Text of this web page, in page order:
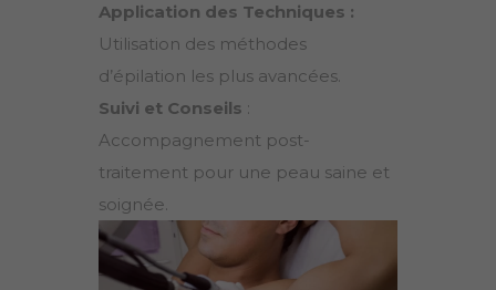
Application des Techniques :
Utilisation des méthodes
d’épilation les plus avancées.
Suivi et Conseils :
Accompagnement post-
traitement pour une peau saine et
soignée.